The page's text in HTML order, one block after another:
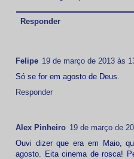
Responder
Felipe 19 de março de 2013 às
Só se for em agosto de Deus.
Responder
Alex Pinheiro 19 de março de
Ouvi dizer que era em Maio,
agosto. Eita cinema de rosca!